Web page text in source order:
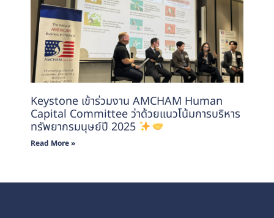
Keystone เข้าร่วมงาน AMCHAM Human
Capital Committee ว่าด้วยแนวโน้มการบริหาร
ทรัพยากรมนุษย์ปี 2025
Read More »